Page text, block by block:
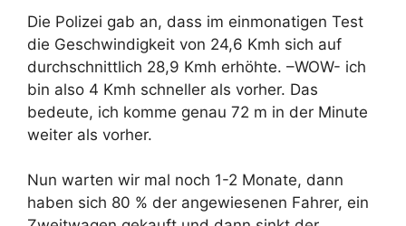
Die Polizei gab an, dass im einmonatigen Test
die Geschwindigkeit von 24,6 Kmh sich auf
durchschnittlich 28,9 Kmh erhöhte. –WOW- ich
bin also 4 Kmh schneller als vorher. Das
bedeute, ich komme genau 72 m in der Minute
weiter als vorher.
Nun warten wir mal noch 1-2 Monate, dann
haben sich 80 % der angewiesenen Fahrer, ein